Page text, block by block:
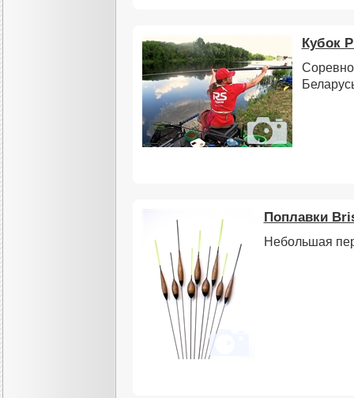
Кубок
Поплавки
Небольшая